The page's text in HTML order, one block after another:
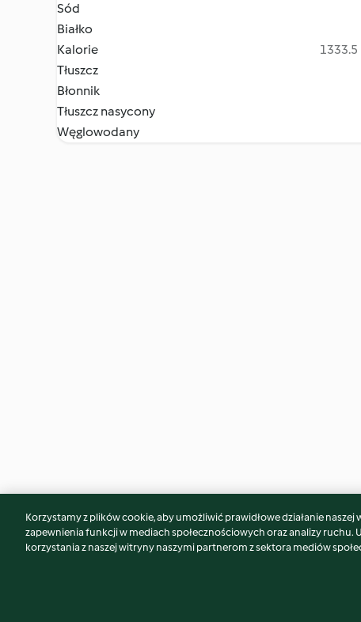
Sód
Białko
Kalorie
1333.5
Tłuszcz
Błonnik
Tłuszcz nasycony
Węglowodany
Może spodoba Ci się również...
Korzystamy z plików cookie, aby umożliwić prawidłowe działanie
zapewnienia funkcji w mediach społecznościowych oraz analizy
korzystania z naszej witryny naszymi partnerom z sektora mediów